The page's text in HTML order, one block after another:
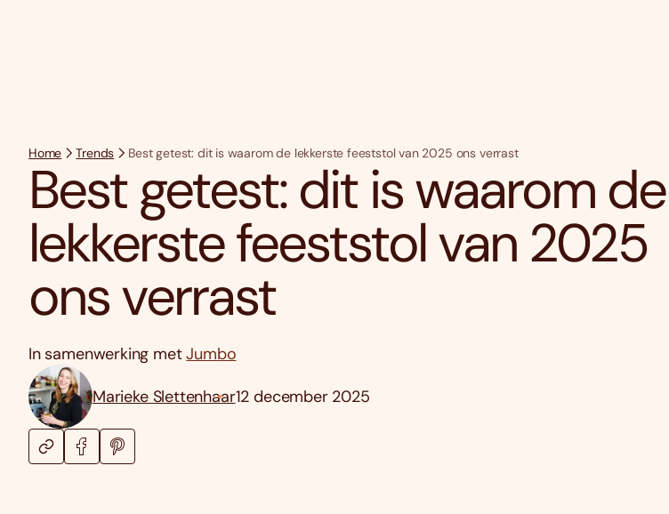
Home Trends Best getest: dit is waarom de lekkerste feeststol van 2025 ons verrast
Best getest: dit is waarom de
lekkerste feeststol van 2025
ons verrast
In samenwerking metJumbo
Marieke Slettenhaar12 december 2025